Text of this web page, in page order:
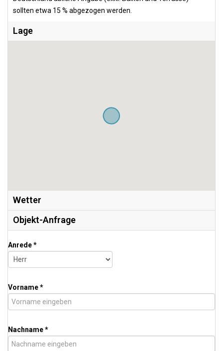
sollten etwa 15 % abgezogen werden.
Lage
Wetter
Objekt-Anfrage
Anrede *
Vorname *
Nachname *